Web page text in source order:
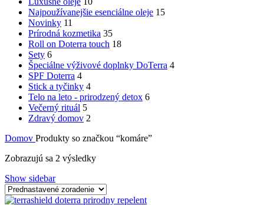
Najpoužívanejšie esenciálne oleje 15
Novinky 11
Prírodná kozmetika 35
Roll on Doterra touch 18
Sety 6
Špeciálne výživové doplnky DoTerra 4
SPF Doterra 4
Stick a tyčinky 4
Telo na leto - prirodzený detox 6
Večerný rituál 5
Zdravý domov 2
Domov Produkty so značkou “komáre”
Zobrazujú sa 2 výsledky
Show sidebar